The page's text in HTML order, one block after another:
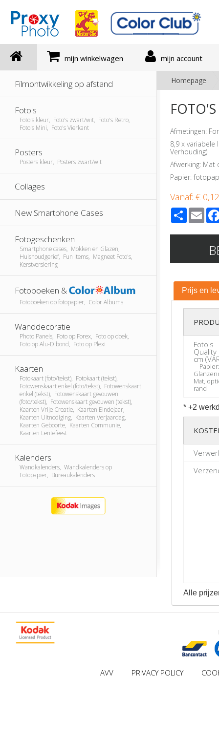
mijn winkelwagen mijn account
Filmontwikkeling op afstand
Foto's
Foto's kleur, Foto's zwart/wit, Foto's Retro,
Foto's Mini, Foto's Vierkant
Posters
Posters kleur, Posters zwart/wit
Collages
New Smartphone Cases
Fotogeschenken
Smartphone cases, Mokken en Glazen,
Huishoudgerief, Fun Items, Magneet Foto's,
Kerstversiering
Fotoboeken &
Fotoboeken op fotopapier, Color Albums
Wanddecoratie
Photo Panels, Foto op Forex, Foto op doek,
Foto op Alu-Dibond, Foto op Plexi
Kaarten
Fotokaart (foto/tekst), Fotokaart (tekst),
Fotowenskaart enkel (foto/tekst), Fotowenskaart
enkel (tekst), Fotowenskaart gevouwen
(foto/tekst), Fotowenskaart gevouwen (tekst),
Kaarten Vrije Creatie, Kaarten Eindejaar,
Kaarten Uitnodiging, Kaarten Verjaardag,
Kaarten Geboorte, Kaarten Communie,
Kaarten Lentefeest
Kalenders
Wandkalenders, Wandkalenders op
Fotopapier, Bureaukalenders
Homepage
Afmetingen:
8,9 x variabele
Verhouding)
Afwerking:
Papier:
Vanaf:€
Share
Prijs en
Foto's
Quality
cm
Papier:
Mat,
rand
* +2
Alle
AVV PRIVACY POLICY